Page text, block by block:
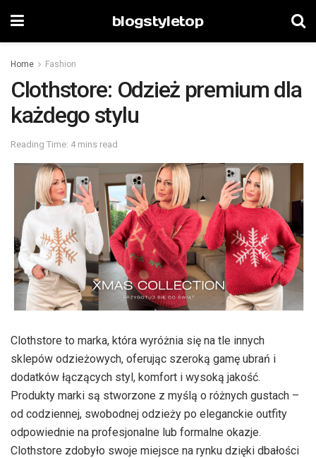
blogstyletop
Home Fashion
Clothstore: Odzież premium dla
każdego stylu
Reading Time: 4 mins read
Clothstore to marka, która wyróżnia się na tle innych
sklepów odzieżowych, oferując szeroką gamę ubrań i
dodatków łączących styl, komfort i wysoką jakość.
Produkty marki są stworzone z myślą o różnych gustach –
od codziennej, swobodnej odzieży po eleganckie outfity
odpowiednie na profesjonalne lub formalne okazje.
Clothstore zdobyło swoje miejsce na rynku dzięki dbałości